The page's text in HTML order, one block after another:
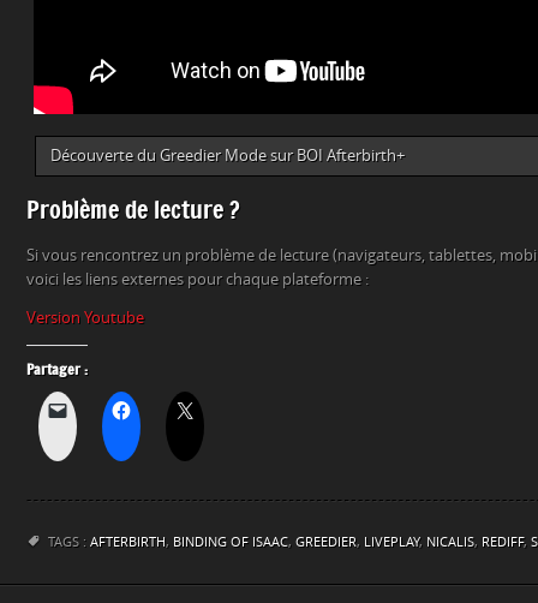
Découverte du Greedier Mode sur BOI Afterbirth+
Problème de lecture ?
Si vous rencontrez un problème de lecture (navigateurs, tablettes,
voici les liens externes pour chaque plateforme :
Version Youtube
Partager :
TAGS : AFTERBIRTH, BINDING OF ISAAC, GREEDIER, LIVEPLAY, NICALIS, REDIFF,